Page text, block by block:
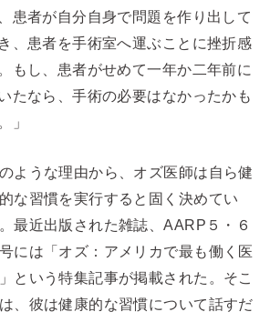
患者が自分自身で問題を作り出して
、患者を手術室へ運ぶことに挫折感
もし、患者がせめて一年か二年前に
たなら、手術の必要はなかったかも
」
ような理由から、オズ医師は自ら健
な習慣を実行すると固く決めてい
最近出版された雑誌、AARP５・６
には「オズ：アメリカで最も働く医
という特集記事が掲載された。そこ
、彼は健康的な習慣について話すだ